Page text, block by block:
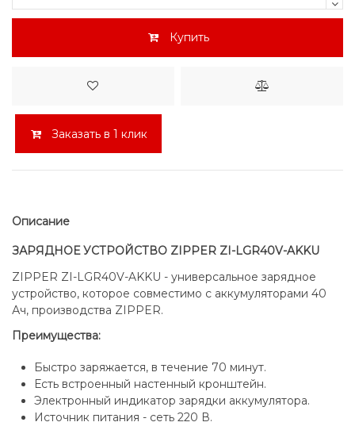
Купить
Заказать в 1 клик
Описание
ЗАРЯДНОЕ УСТРОЙСТВО ZIPPER ZI-LGR40V-AKKU
ZIPPER ZI-LGR40V-AKKU - универсальное зарядное
устройство, которое совместимо с аккумуляторами 40
Ач, производства ZIPPER.
Преимущества:
Быстро заряжается, в течение 70 минут.
Есть встроенный настенный кронштейн.
Электронный индикатор зарядки аккумулятора.
Источник питания - сеть 220 В.